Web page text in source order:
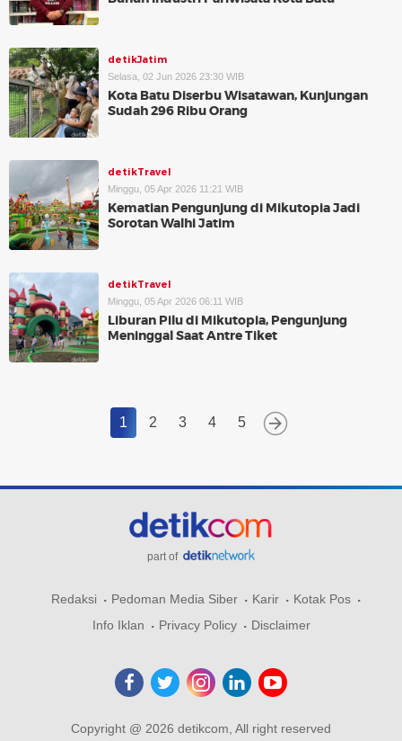
detikJatim
Selasa, 02 Jun 2026 23:30 WIB
Kota Batu Diserbu Wisatawan, Kunjungan
Sudah 296 Ribu Orang
detikTravel
Minggu, 05 Apr 2026 11:21 WIB
Kematian Pengunjung di Mikutopia Jadi
Sorotan Walhi Jatim
detikTravel
Minggu, 05 Apr 2026 06:11 WIB
Liburan Pilu di Mikutopia, Pengunjung
Meninggal Saat Antre Tiket
1 2 3 4 5
part of
Redaksi Pedoman Media Siber Karir
Kotak Pos
Info Iklan
Privacy Policy Disclaimer
Copyright @ 2026 detikcom, All right reserved